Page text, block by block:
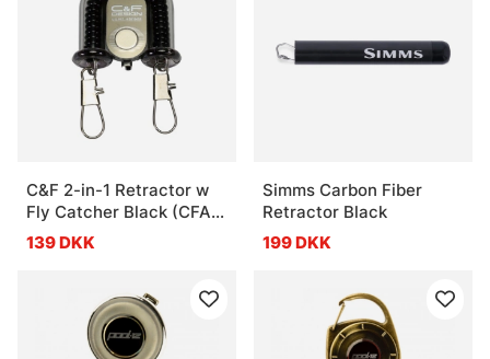
C&F 2-in-1 Retractor w
Fly Catcher Black (CFA-
70WF)
139 DKK
Simms Carbon Fiber
Retractor Black
199 DKK